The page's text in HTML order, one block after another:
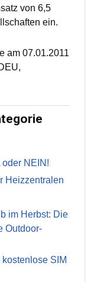
von 6,5
ein.
am 07.01.2011
oder NEIN!
Heizzentralen
im Herbst: Die
Outdoor-
SIM